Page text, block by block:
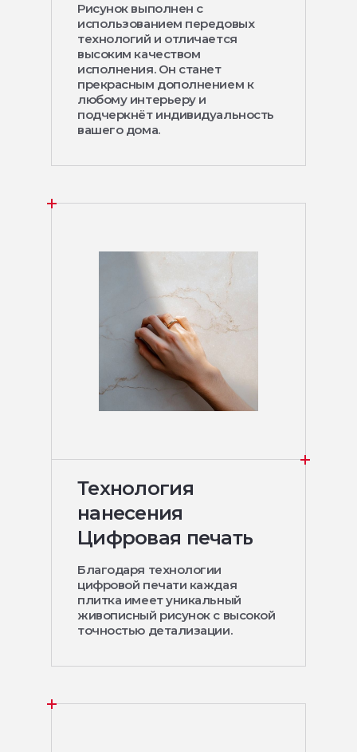
Рисунок выполнен с
использованием передовых
технологий и отличается
высоким качеством
исполнения. Он станет
прекрасным дополнением к
любому интерьеру и
подчеркнёт индивидуальность
вашего дома.
Технология
нанесения
Цифровая печать
Благодаря технологии
цифровой печати каждая
плитка имеет уникальный
живописный рисунок с высокой
точностью детализации.